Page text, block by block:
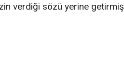
verdiği sözü yerine getirmiş